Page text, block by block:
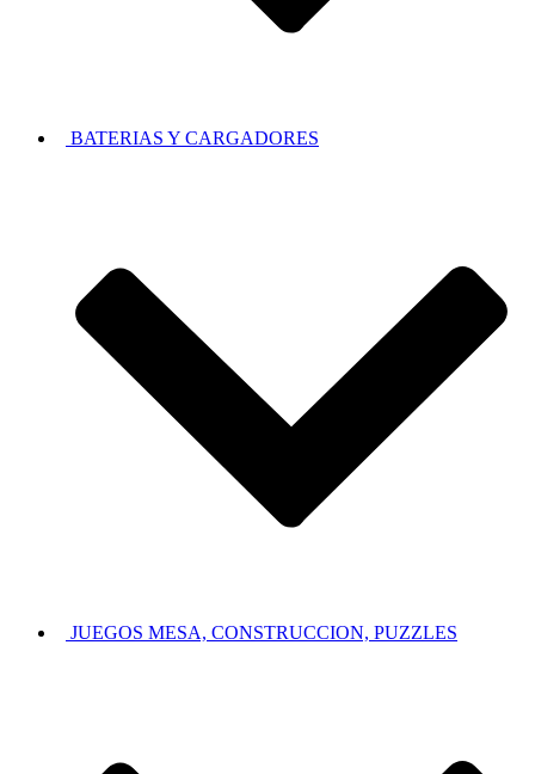
BATERIAS Y CARGADORES
JUEGOS MESA, CONSTRUCCION, PUZZLES